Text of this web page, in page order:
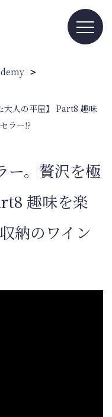
大人の平屋】 Part8 趣味
ラー⁉
ー。贅沢を極
趣味を楽
納のワイン